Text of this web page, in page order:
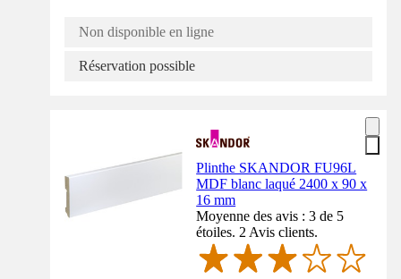
Non disponible en ligne
Réservation possible
Plinthe SKANDOR FU96L
MDF blanc laqué 2400 x 90 x
16 mm
Moyenne des avis : 3 de 5
étoiles. 2 Avis clients.